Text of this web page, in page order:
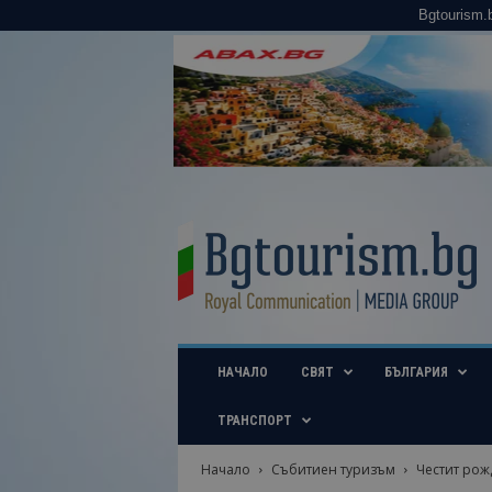
u
i
b
НАЧАЛО СВЯТ БЪЛГАРИЯ
ТРАНСПОРТ
Начало Събитиен туризъм
Честит